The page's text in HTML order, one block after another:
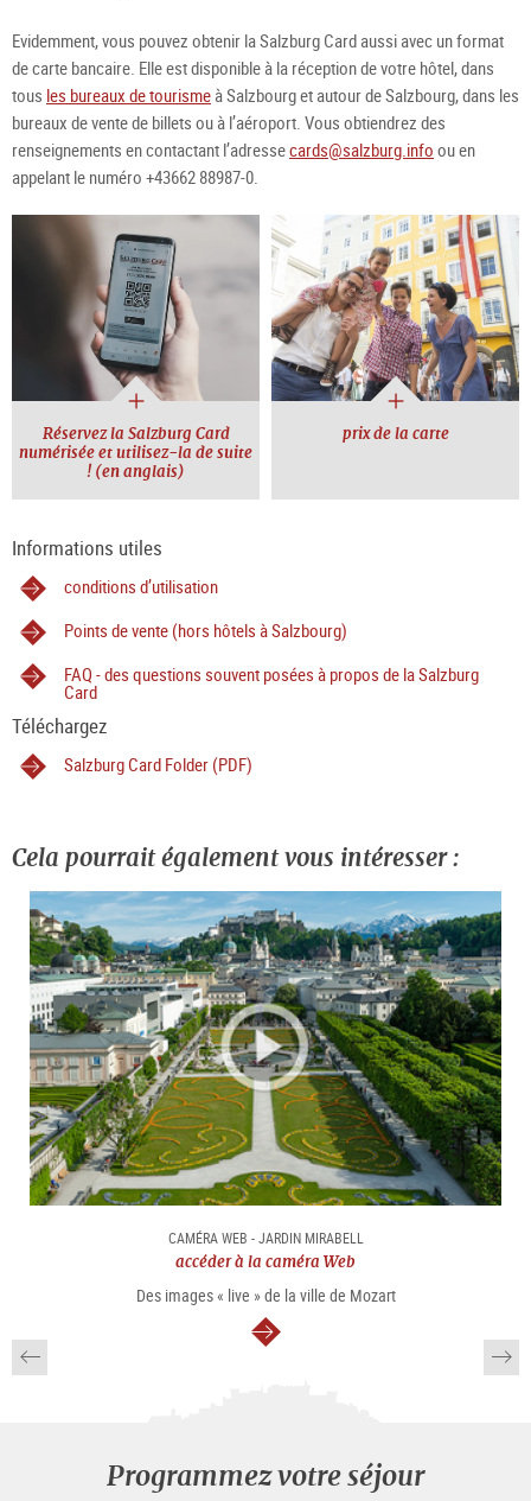
Evidemment, vous pouvez obtenir la Salzburg Card aussi avec un format
de carte bancaire. Elle est disponible à la réception de votre hôtel, dans
tous les bureaux de tourisme à Salzbourg et autour de Salzbourg, dans les
bureaux de vente de billets ou à l’aéroport. Vous obtiendrez des
renseignements en contactant l’adressecards@salzburg.info ou en
appelant le numéro +43662 88987-0.
Réservez la Salzburg Card
numérisée et utilisez-la de suite
! (en anglais)
prix de la carte
Informations utiles
conditions d’utilisation
Points de vente (hors hôtels à Salzbourg)
FAQ - des questions souvent posées à propos de la Salzburg
Card
Téléchargez
Salzburg Card Folder (PDF)
Cela pourrait également vous intéresser :
CAMÉRA WEB - JARDIN MIRABELL
accéder à la caméra Web
Des images « live » de la ville de Mozart
Continuer
Programmez votre séjour